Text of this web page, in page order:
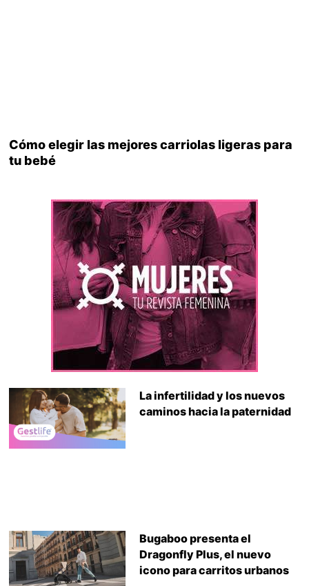
Cómo elegir las mejores carriolas ligeras para
tu bebé
La infertilidad y los nuevos
caminos hacia la paternidad
Bugaboo presenta el
Dragonfly Plus, el nuevo
icono para carritos urbanos